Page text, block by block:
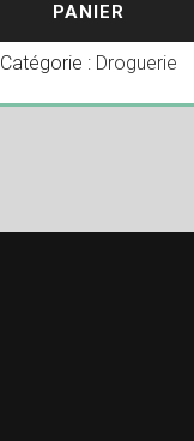
PANIER
Catégorie : Droguerie